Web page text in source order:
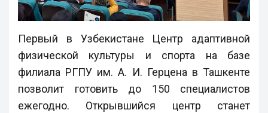
Первый в Узбекистане Центр адаптивной
физической культуры и спорта на базе
филиала РГПУ им. А. И. Герцена в Ташкенте
позволит готовить до 150 специалистов
ежегодно. Открывшийся центр станет